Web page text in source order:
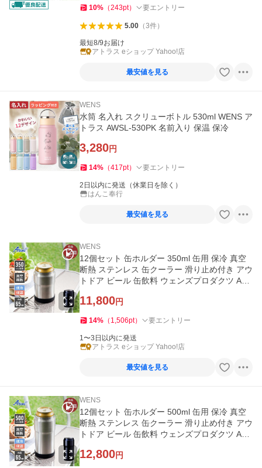
10% （243pt） 要エントリー
5.00（3件）
最短8/9お届け
アトラス eショップ Yahoo!店
最安値を見る
WENS
水筒 名入れ スクリューボトル 530ml WENS ア
トラス AWSL-530PK 名前入り 保温 保冷
3,280円
14% （417pt） 要エントリー
2日以内に発送（休業日を除く）
はんこ奉行
最安値を見る
WENS
12個セット 缶ホルダー 350ml 缶用 保冷 真空
断熱 ステンレス 缶クーラー 滑り止め付き アウ
トドア ビール 缶飲料 ウェンズプロダクツ AW
11,800円
14% （ 1,506pt） 要エントリー
1〜3日以内に発送
アトラス eショップ Yahoo!店
最安値を見る
WENS
12個セット 缶ホルダー 500ml 缶用 保冷 真空
断熱 ステンレス 缶クーラー 滑り止め付き アウ
トドア ビール 缶飲料 ウェンズプロダクツ AW
12,800円